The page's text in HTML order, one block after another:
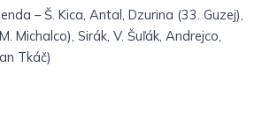
– Š. Kica, Antal, Dzurina (33. Guzej),
Michalco), Sirák, V. Šuľák, Andrejco,
Tkáč)